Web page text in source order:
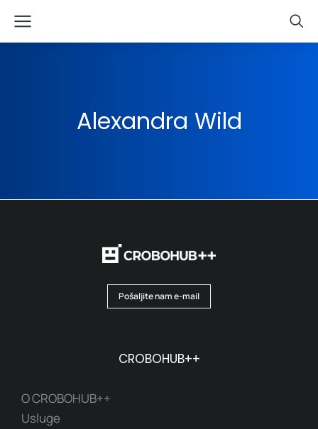
Alexandra Wild
Pošaljite nam e-mail
CROBOHUB++
O CROBOHUB++
Usluge